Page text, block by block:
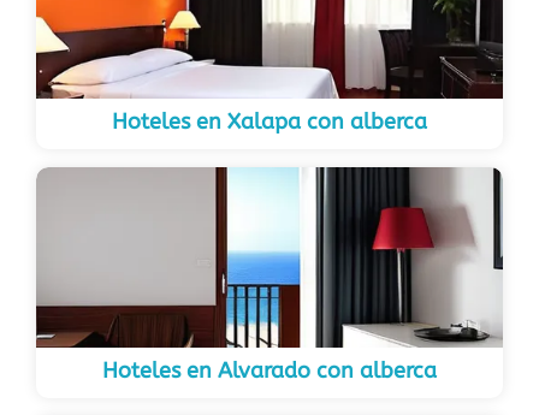
Hoteles en Xalapa con alberca
Hoteles en Alvarado con alberca